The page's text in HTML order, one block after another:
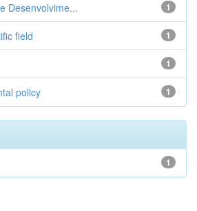
1
Desenvolvime...
1
field
1
1
policy
1